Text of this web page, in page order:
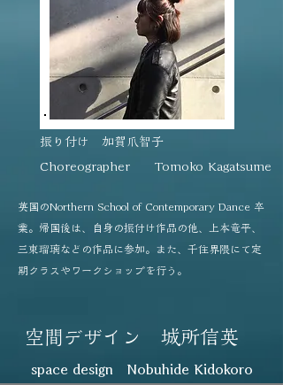
振り付け
​ 加賀爪智子
Choreographer​ Tomoko Kagatsume
英国のNorthern School of Contemporary Dance 卒
業。帰国後は、自身の振付け作品の他、上本竜平、
三東瑠璃などの作品に参加。また、千住界隈にて定
期クラスやワークショップを行う。
​空間デザイン 城所信英
space design Nobuhide Kidokoro